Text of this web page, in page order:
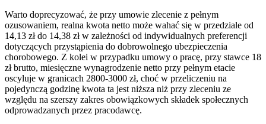
Warto doprecyzować, że przy umowie zlecenie z pełnym
ozusowaniem, realna kwota netto może wahać się w przedziale od
14,13 zł do 14,38 zł w zależności od indywidualnych preferencji
dotyczących przystąpienia do dobrowolnego ubezpieczenia
chorobowego. Z kolei w przypadku umowy o pracę, przy stawce 18
zł brutto, miesięczne wynagrodzenie netto przy pełnym etacie
oscyluje w granicach 2800-3000 zł, choć w przeliczeniu na
pojedynczą godzinę kwota ta jest niższa niż przy zleceniu ze
względu na szerszy zakres obowiązkowych składek społecznych
odprowadzanych przez pracodawcę.